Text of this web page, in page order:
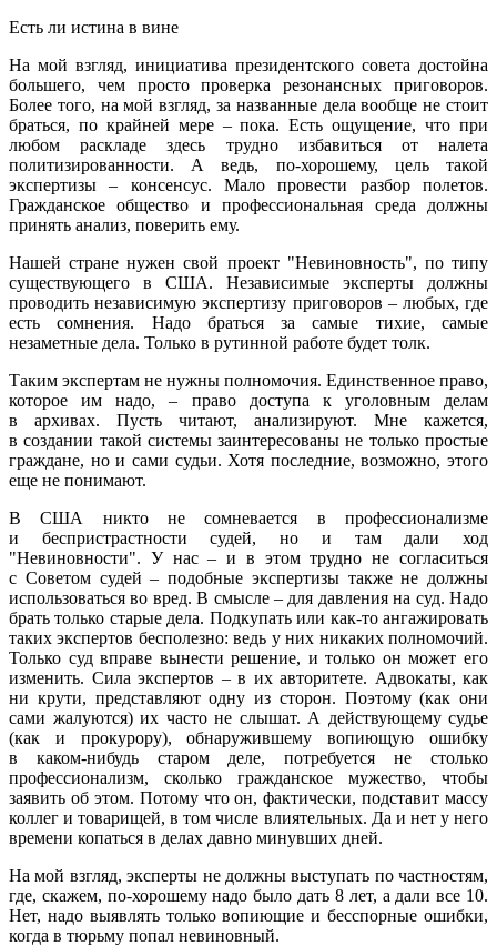
Есть ли истина в вине
На мой взгляд, инициатива президентского совета достойна
большего, чем просто проверка резонансных приговоров.
Более того, на мой взгляд, за названные дела вообще не стоит
браться, по крайней мере – пока. Есть ощущение, что при
любом раскладе здесь трудно избавиться от налета
политизированности. А ведь, по-хорошему, цель такой
экспертизы – консенсус. Мало провести разбор полетов.
Гражданское общество и профессиональная среда должны
принять анализ, поверить ему.
Нашей стране нужен свой проект "Невиновность", по типу
существующего в США. Независимые эксперты должны
проводить независимую экспертизу приговоров – любых, где
есть сомнения. Надо браться за самые тихие, самые
незаметные дела. Только в рутинной работе будет толк.
Таким экспертам не нужны полномочия. Единственное право,
которое им надо, – право доступа к уголовным делам
в архивах. Пусть читают, анализируют. Мне кажется,
в создании такой системы заинтересованы не только простые
граждане, но и сами судьи. Хотя последние, возможно, этого
еще не понимают.
В США никто не сомневается в профессионализме
и беспристрастности судей, но и там дали ход
"Невиновности". У нас – и в этом трудно не согласиться
с Советом судей – подобные экспертизы также не должны
использоваться во вред. В смысле – для давления на суд. Надо
брать только старые дела. Подкупать или как-то ангажировать
таких экспертов бесполезно: ведь у них никаких полномочий.
Только суд вправе вынести решение, и только он может его
изменить. Сила экспертов – в их авторитете. Адвокаты, как
ни крути, представляют одну из сторон. Поэтому (как они
сами жалуются) их часто не слышат. А действующему судье
(как и прокурору), обнаружившему вопиющую ошибку
в каком-нибудь старом деле, потребуется не столько
профессионализм, сколько гражданское мужество, чтобы
заявить об этом. Потому что он, фактически, подставит массу
коллег и товарищей, в том числе влиятельных. Да и нет у него
времени копаться в делах давно минувших дней.
На мой взгляд, эксперты не должны выступать по частностям,
где, скажем, по-хорошему надо было дать 8 лет, а дали все 10.
Нет, надо выявлять только вопиющие и бесспорные ошибки,
когда в тюрьму попал невиновный.